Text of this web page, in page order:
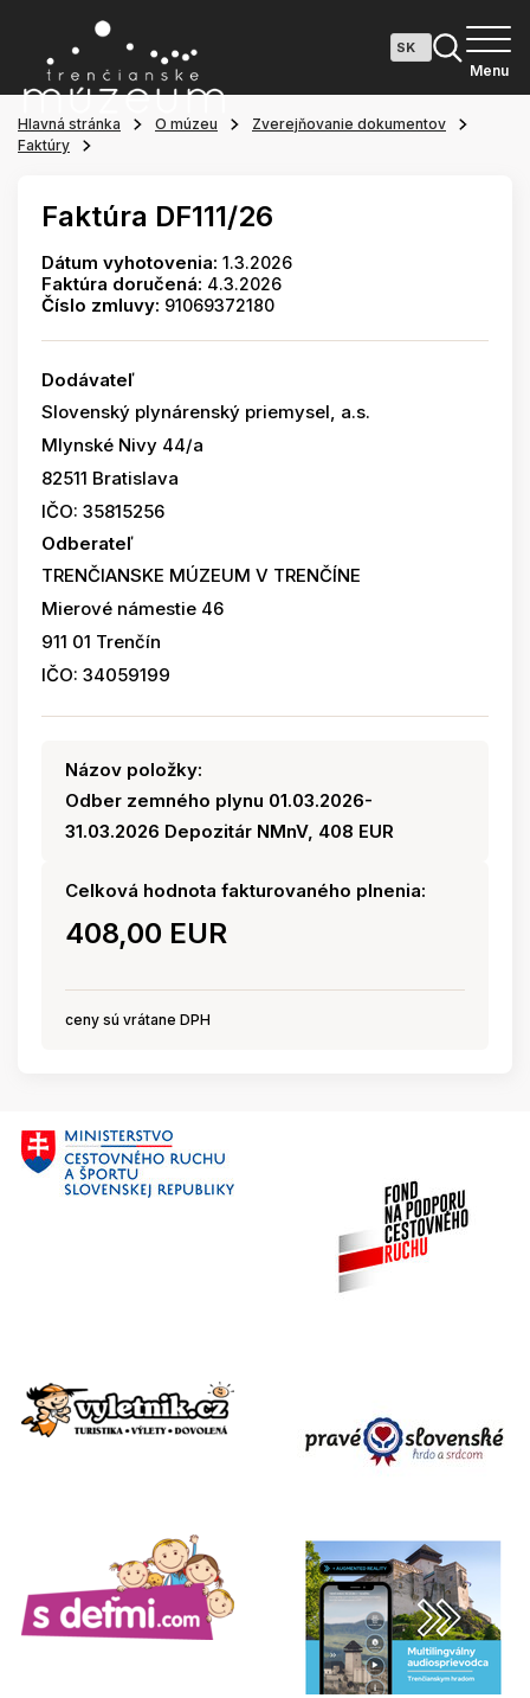
Menu
Hlavná stránka O múzeu
Zverejňovanie dokumentov
Faktúry
Faktúra DF111/26
Dátum vyhotovenia: 1.3.2026
Faktúra doručená: 4.3.2026
Číslo zmluvy: 91069372180
Dodávateľ
Slovenský plynárenský priemysel, a.s.
Mlynské Nivy 44/a
82511 Bratislava
IČO: 35815256
Odberateľ
TRENČIANSKE MÚZEUM V TRENČÍNE
Mierové námestie 46
911 01 Trenčín
IČO: 34059199
Názov položky:
Odber zemného plynu 01.03.2026-
31.03.2026 Depozitár NMnV, 408 EUR
Celková hodnota fakturovaného plnenia:
408,00 EUR
ceny sú vrátane DPH